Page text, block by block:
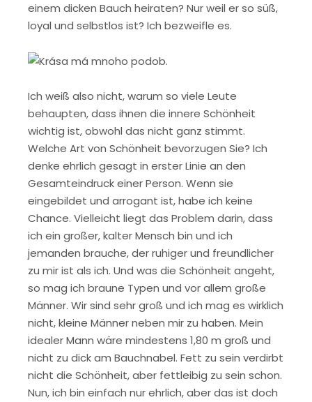
einem dicken Bauch heiraten? Nur weil er so süß,
loyal und selbstlos ist? Ich bezweifle es.
Ich weiß also nicht, warum so viele Leute
behaupten, dass ihnen die innere Schönheit
wichtig ist, obwohl das nicht ganz stimmt.
Welche Art von Schönheit bevorzugen Sie? Ich
denke ehrlich gesagt in erster Linie an den
Gesamteindruck einer Person. Wenn sie
eingebildet und arrogant ist, habe ich keine
Chance. Vielleicht liegt das Problem darin, dass
ich ein großer, kalter Mensch bin und ich
jemanden brauche, der ruhiger und freundlicher
zu mir ist als ich. Und was die Schönheit angeht,
so mag ich braune Typen und vor allem große
Männer. Wir sind sehr groß und ich mag es wirklich
nicht, kleine Männer neben mir zu haben. Mein
idealer Mann wäre mindestens 1,80 m groß und
nicht zu dick am Bauchnabel. Fett zu sein verdirbt
nicht die Schönheit, aber fettleibig zu sein schon.
Nun, ich bin einfach nur ehrlich, aber das ist doch